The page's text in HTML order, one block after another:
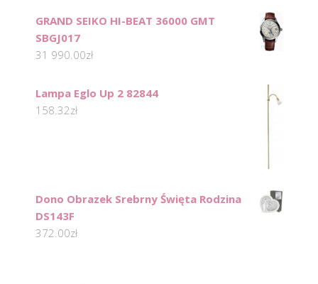
GRAND SEIKO HI-BEAT 36000 GMT
SBGJ017
31 990.00zł
Lampa Eglo Up 2 82844
158.32zł
Dono Obrazek Srebrny Święta Rodzina
DS143F
372.00zł